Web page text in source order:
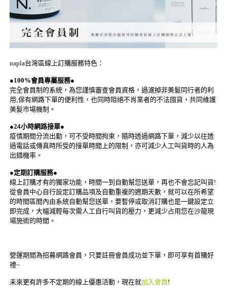
napla台灣區線上訂購服務特色：
●100%會員專屬服務●
完全會員制的系統，為您謹慎審查會員資格，過濾掉非美髮同行者的利
用;保有網路下單的便利性，也同時阻絕不肖業者的不法囤貨，共同維護
美髮市場機制。
●24小時網路接單●
疫情期間分流出勤，可不受時間拘束，隨時透過網路下單，減少以往透
過電話或傳真時所受的接單時間上的限制，亦可減少人工叫貨時的人為
出錯機率。
●定期訂購服務●
線上訂購才有的獨家功能，時間一到自動幫您送單，再也不會忘記叫貨!
從會員中心自行設定訂購品項及自動重複的週期天數，就可以在所希望
的時間區間內由系統自動幫您送單，要暫停或取消訂購也是一鍵設定立
即完成，大幅減輕每次需人工自行叫貨的壓力，更減少占用您在沙龍現
場施術的時間。
營運期間為招募網路會員，只要註冊會員成功並下單，即可享有首購好
禮~
未來更有許多不定期的線上優惠活動，現在就加入會員!